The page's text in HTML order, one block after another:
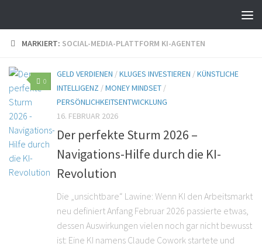
MARKIERT: SOCIAL-MEDIA-PLATTFORM KI-AGENTEN
0
GELD VERDIENEN /KLUGES INVESTIEREN /KÜNSTLICHE
INTELLIGENZ /MONEY MINDSET /
PERSÖNLICHKEITSENTWICKLUNG
16. FEBRUAR 2026
Der perfekte Sturm 2026 –
Navigations-Hilfe durch die KI-
Revolution
Die „unsichtbare“ Lawine: Wenn KI den Arbeitsmarkt
neu definiert Anfang Februar 2026 passierte etwas,
dessen Auswirkungen vielen noch gar nicht bewusst
ist: Eine KI namens Claude Cowork startete und